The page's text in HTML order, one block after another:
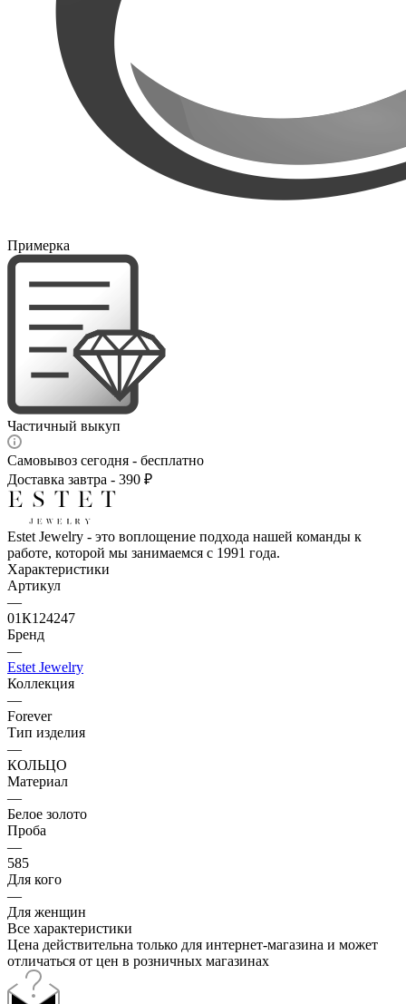
Примерка
Частичный выкуп
Самовывоз сегодня - бесплатно
Доставка завтра - 390 ₽
Estet Jewelry - это воплощение подхода нашей команды к
работе, которой мы занимаемся с 1991 года.
Характеристики
Артикул
—
01К124247
Бренд
—
Estet Jewelry
Коллекция
—
Forever
Тип изделия
—
КОЛЬЦО
Материал
—
Белое золото
Проба
—
585
Для кого
—
Для женщин
Все характеристики
Цена действительна только для интернет-магазина и может
отличаться от цен в розничных магазинах